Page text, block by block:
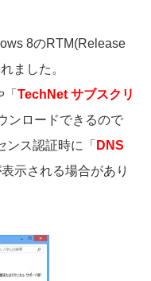
8のRTM(Release
ました。
「 TechNet サブスクリ
ンロードできるので
ス認証時に「 DNS
示される場合があり